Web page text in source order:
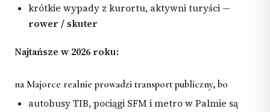
krótkie wypady z kurortu, aktywni turyści —
rower / skuter
Najtańsze w 2026 roku:
na Majorce realnie prowadzi transport publiczny, bo
autobusy TIB, pociągi SFM i metro w Palmie są